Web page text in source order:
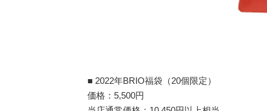
■ 2022年BRIO福袋（20個限定）
価格：5,500円